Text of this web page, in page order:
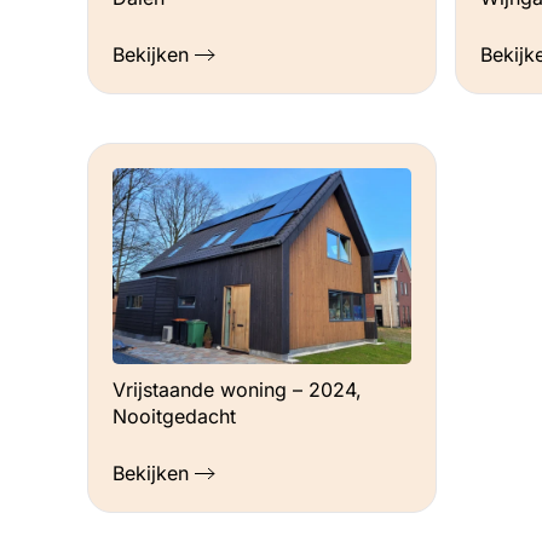
Bekijken
Vrijstaande woning – 2024,
Nooitgedacht
Bekijken